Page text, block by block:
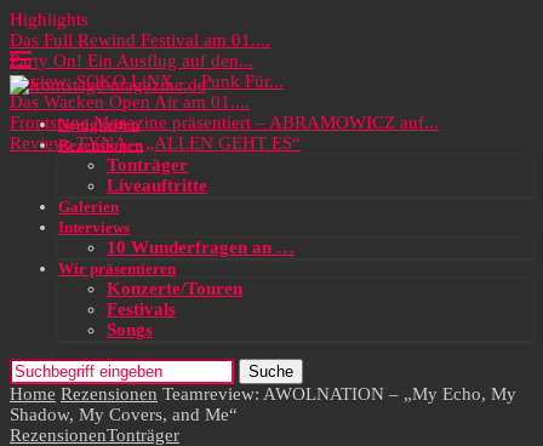
Highlights
Das Full Rewind Festival am 01....
Party On! Ein Ausflug auf den...
Review: SOKO LiNX – „Punk Für...
Das Wacken Open Air am 01....
Frontstage Magazine präsentiert – ABRAMOWICZ auf...
Review: TYNA – „ALLEN GEHT ES“
Neuigkeiten
Rezensionen
Tonträger
Liveauftritte
Galerien
Interviews
10 Wunderfragen an …
Wir präsentieren
Konzerte/Touren
Festivals
Songs
Suche
Home Rezensionen Teamreview: AWOLNATION – „My Echo, My
Shadow, My Covers, and Me“
RezensionenTonträger